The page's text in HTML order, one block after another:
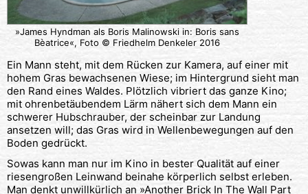
»James Hyndman als Boris Malinowski in: Boris sans
Bèatrice«, Foto © Friedhelm Denkeler 2016
Ein Mann steht, mit dem Rücken zur Kamera, auf einer mit
hohem Gras bewachsenen Wiese; im Hintergrund sieht man
den Rand eines Waldes. Plötzlich vibriert das ganze Kino;
mit ohrenbetäubendem Lärm nähert sich dem Mann ein
schwerer Hubschrauber, der scheinbar zur Landung
ansetzen will; das Gras wird in Wellenbewegungen auf den
Boden gedrückt.
Sowas kann man nur im Kino in bester Qualität auf einer
riesengroßen Leinwand beinahe körperlich selbst erleben.
Man denkt unwillkürlich an »Another Brick In The Wall Part